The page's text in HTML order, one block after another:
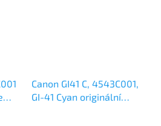
Canon GI41 C, 4543C001,
GI-41 Cyan originální